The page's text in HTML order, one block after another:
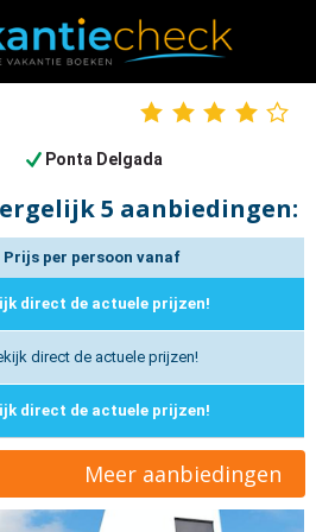
4
Ponta Delgada
5 aanbiedingen:
Prijs per persoon vanaf
direct de actuele prijzen!
direct de actuele prijzen!
direct de actuele prijzen!
Meer aanbiedingen